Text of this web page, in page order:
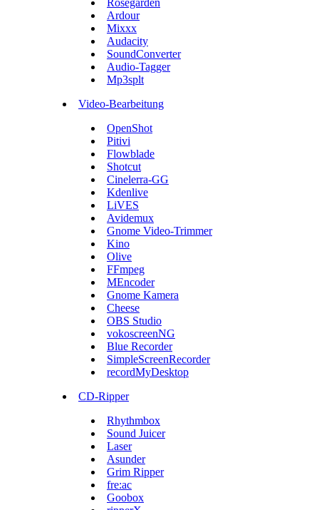
Rosegarden
Ardour
Mixxx
Audacity
SoundConverter
Audio-Tagger
Mp3splt
Video-Bearbeitung
OpenShot
Pitivi
Flowblade
Shotcut
Cinelerra-GG
Kdenlive
LiVES
Avidemux
Gnome Video-Trimmer
Kino
Olive
FFmpeg
MEncoder
Gnome Kamera
Cheese
OBS Studio
vokoscreenNG
Blue Recorder
SimpleScreenRecorder
recordMyDesktop
CD-Ripper
Rhythmbox
Sound Juicer
Laser
Asunder
Grim Ripper
fre:ac
Goobox